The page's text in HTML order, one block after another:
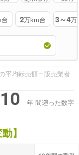
2万km台 3～4万
平均転売額＝販売業者
10 年 間遡った数字
】